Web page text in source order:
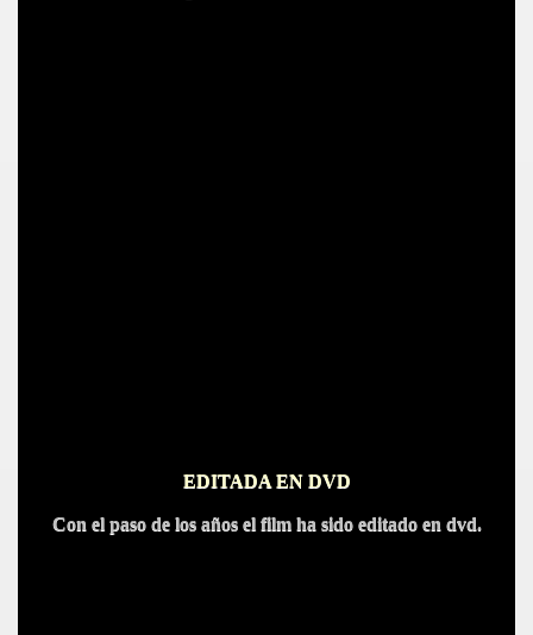
EDITADA EN DVD
Con el paso de los años el film ha sido editado en dvd.